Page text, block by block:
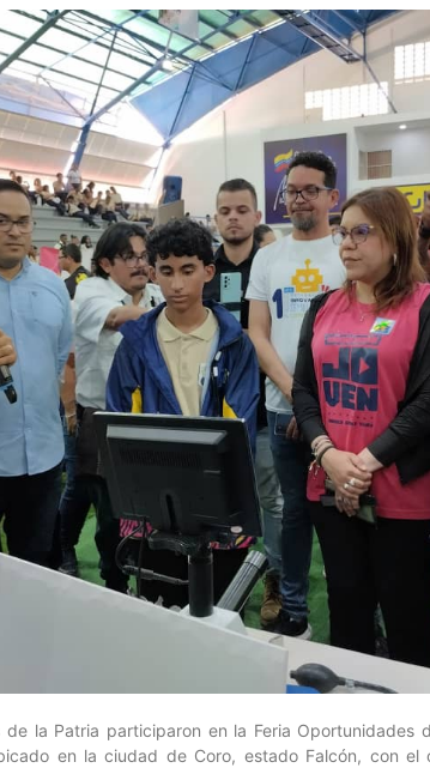
la Patria participaron en la Feria Oportunidades
en la ciudad de Coro, estado Falcón, con